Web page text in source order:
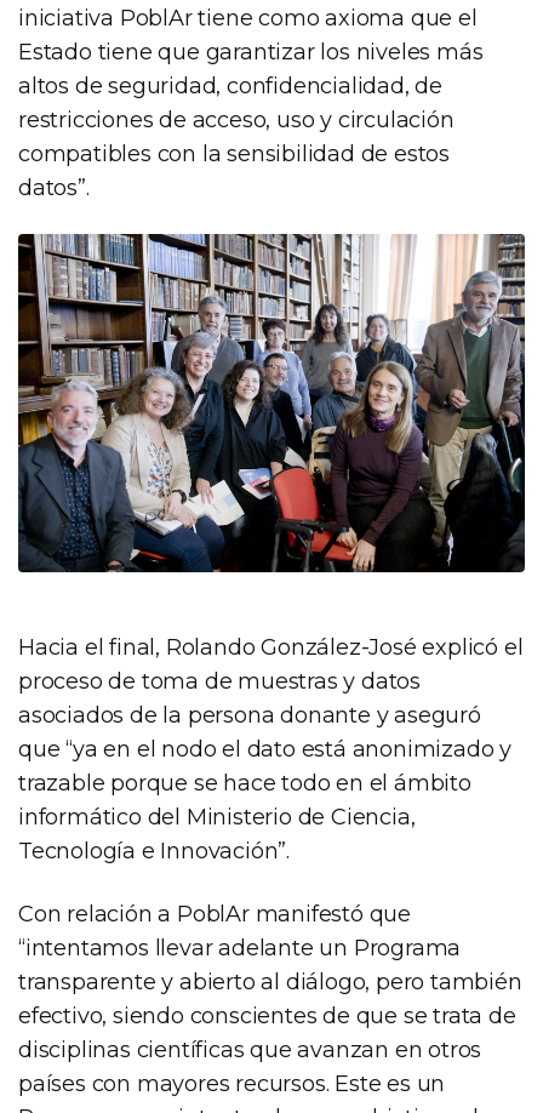
iniciativa PoblAr tiene como axioma que el
Estado tiene que garantizar los niveles más
altos de seguridad, confidencialidad, de
restricciones de acceso, uso y circulación
compatibles con la sensibilidad de estos
datos”.
Hacia el final, Rolando González-José explicó el
proceso de toma de muestras y datos
asociados de la persona donante y aseguró
que “ya en el nodo el dato está anonimizado y
trazable porque se hace todo en el ámbito
informático del Ministerio de Ciencia,
Tecnología e Innovación”.
Con relación a PoblAr manifestó que
“intentamos llevar adelante un Programa
transparente y abierto al diálogo, pero también
efectivo, siendo conscientes de que se trata de
disciplinas científicas que avanzan en otros
países con mayores recursos. Este es un